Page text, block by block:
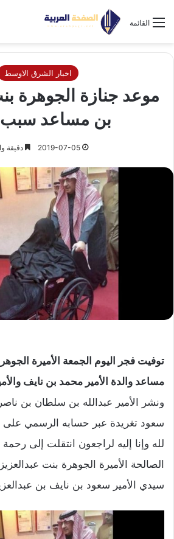
القائمة
اخبار الشرق الاوسط
موعد جنازة الجوهرة
بن مساعد سبب
2019-07-05 دقيقة
توفيت فجر اليوم الجمعة الأميرة
مساعد والدة الأمير محمد بن نايف
ونشر الأمير عبدالله بن سلطان بن
سعود تغريدة عبر حسابه الرسمي على
لله وإنا إليه لراجعون انتقلت إلى رحمة
الصالحة الأميرة الجوهرة بنت
سيدي الأمير سعود بن نايف بن